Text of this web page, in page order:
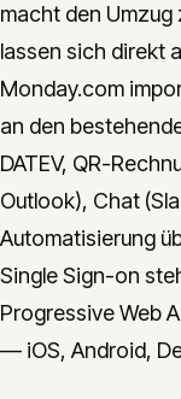
macht den Umzug
lassen sich direkt
Monday.com
an den
DATEV, QR-
Outlook), Chat
Automatisierung
Single Sign-on
Progressive Web
— iOS, Android,